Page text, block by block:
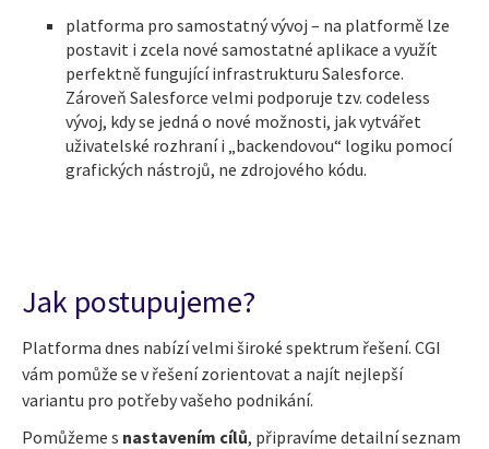
platforma pro samostatný vývoj – na platformě lze
postavit i zcela nové samostatné aplikace a využít
perfektně fungující infrastrukturu Salesforce.
Zároveň Salesforce velmi podporuje tzv. codeless
vývoj, kdy se jedná o nové možnosti, jak vytvářet
uživatelské rozhraní i „backendovou“ logiku pomocí
grafických nástrojů, ne zdrojového kódu.
Jak postupujeme?
Platforma dnes nabízí velmi široké spektrum řešení. CGI
vám pomůže se v řešení zorientovat a najít nejlepší
variantu pro potřeby vašeho podnikání.
Pomůžeme s nastavením cílů, připravíme detailní seznam